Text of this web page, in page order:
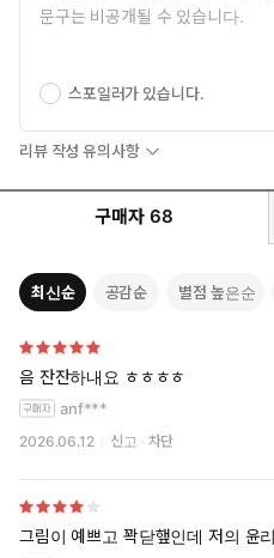
스포일러가 있습니다.
리뷰 작성 유의사항
구매자 68
최신순 공감순 별점 높은순
음 잔잔하내요 ㅎㅎㅎㅎ
anf***
2026.06.12 신고 차단
그림이 예쁘고 꽉닫햎인데 저의 윤